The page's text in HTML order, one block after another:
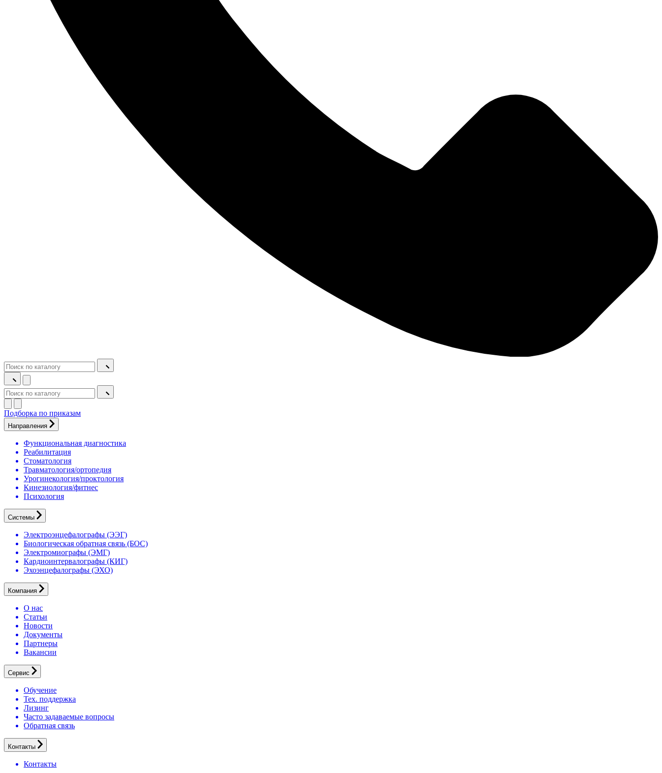
Подборка по приказам
Направления
Функциональная диагностика
Реабилитация
Стоматология
Травматология/ортопедия
Урогинекология/проктология
Кинезиология/фитнес
Психология
Системы
Электроэнцефалографы (ЭЭГ)
Биологическая обратная связь (БОС)
Электромиографы (ЭМГ)
Кардиоинтервалографы (КИГ)
Эхоэнцефалографы (ЭХО)
Компания
О нас
Статьи
Новости
Документы
Партнеры
Вакансии
Сервис
Обучение
Тех. поддержка
Лизинг
Часто задаваемые вопросы
Обратная связь
Контакты
Контакты